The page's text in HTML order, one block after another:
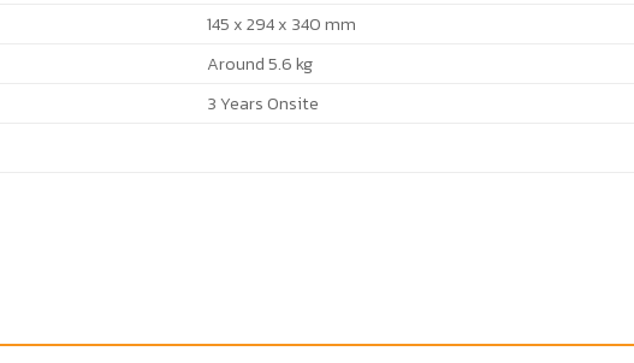
145 x 294 x 340 mm
Around 5.6 kg
3 Years Onsite